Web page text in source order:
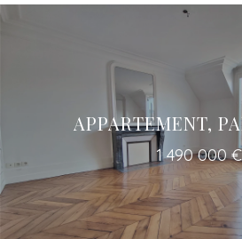
APPARTEMENT,
1 490 000 €